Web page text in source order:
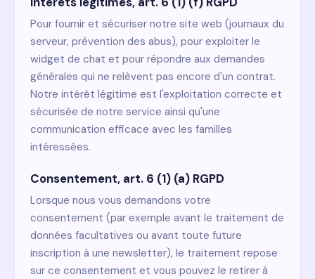
Pour fournir et sécuriser notre site web (journaux du
serveur, prévention des abus), pour exploiter le
widget de chat et pour répondre aux demandes
générales qui ne relèvent pas encore d'un contrat.
Notre intérêt légitime est l'exploitation correcte et
sécurisée de notre service ainsi qu'une
communication efficace avec les familles
intéressées.
Consentement, art. 6 (1) (a) RGPD
Lorsque nous vous demandons votre
consentement (par exemple avant le traitement de
données facultatives ou avant toute future
inscription à une newsletter), le traitement repose
sur ce consentement et vous pouvez le retirer à